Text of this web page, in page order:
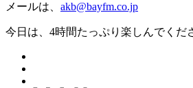
メールは、 akb@bayfm.co.jp
今日は、4時間たっぷり楽しんでくだ